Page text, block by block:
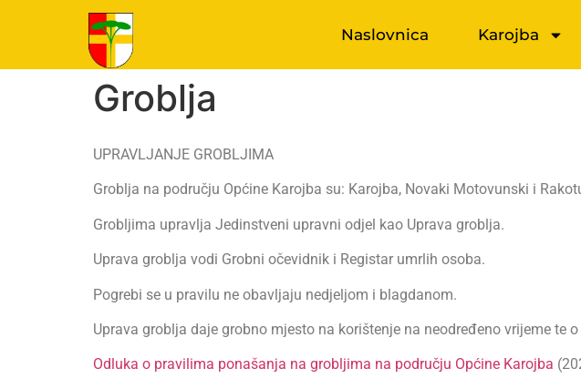
Naslovnica Karojba
Groblja
UPRAVLJANJE GROBLJIMA
Groblja na području Općine Karojba su: Karojba, Novaki Motovunski i
Grobljima upravlja Jedinstveni upravni odjel kao Uprava groblja.
Uprava groblja vodi Grobni očevidnik i Registar umrlih osoba.
Pogrebi se u pravilu ne obavljaju nedjeljom i blagdanom.
Uprava groblja daje grobno mjesto na korištenje na neodređeno vrijeme te
Odluka o pravilima ponašanja na grobljima na području Općine Karojba